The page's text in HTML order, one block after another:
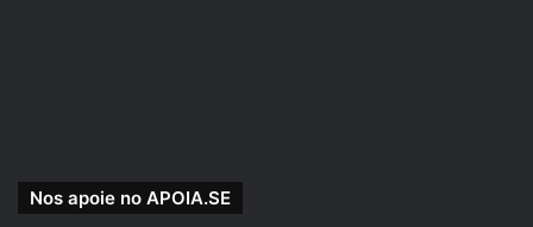
SUPORTE NOSSA CAUSA!
Nos apoie no APOIA.SE